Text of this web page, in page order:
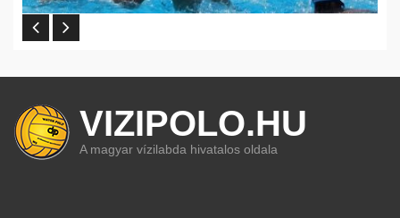
VIZIPOLO.HU
A magyar vízilabda hivatalos oldala